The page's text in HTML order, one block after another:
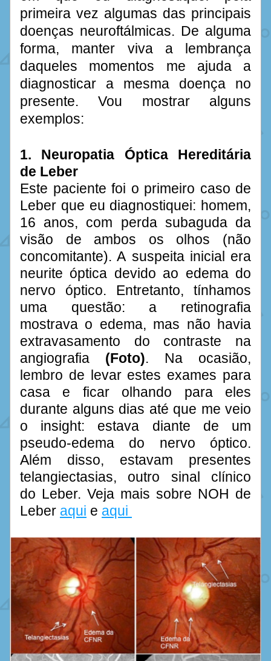
primeira vez algumas das principais
doenças neuroftálmicas. De alguma
forma, manter viva a lembrança
daqueles momentos me ajuda a
diagnosticar a mesma doença no
presente. Vou mostrar alguns
exemplos:
1. Neuropatia Óptica Hereditária
de Leber
Este paciente foi o primeiro caso de
Leber que eu diagnostiquei: homem,
16 anos, com perda subaguda da
visão de ambos os olhos (não
concomitante). A suspeita inicial era
neurite óptica devido ao edema do
nervo óptico. Entretanto, tínhamos
uma questão: a retinografia
mostrava o edema, mas não havia
extravasamento do contraste na
angiografia (Foto). Na ocasião,
lembro de levar estes exames para
casa e ficar olhando para eles
durante alguns dias até que me veio
o insight: estava diante de um
pseudo-edema do nervo óptico.
Além disso, estavam presentes
telangiectasias, outro sinal clínico
do Leber. Veja mais sobre NOH de
Leber aqui e aqui